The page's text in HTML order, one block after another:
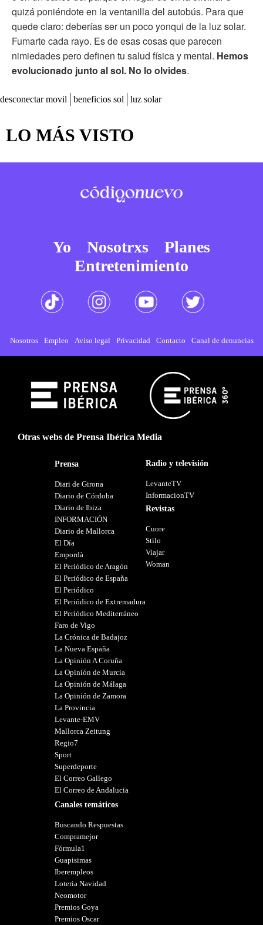
quizá poniéndote en la ventanilla del autobús. Para que
quede claro: deberías ser un poco yonqui de la luz solar.
Fumarte cada rayo. Es de esas cosas que parecen
nimiedades pero definen tu salud física y mental. Hemos
evolucionado junto al sol. No lo olvides.
desconectar movil beneficios sol luz solar
LO MÁS VISTO
Yo Nosotrxs
Planes
Entretenimiento
Nosotros Empleo Aviso legal Privacidad Contacto Canal de denuncias
Otras webs de Prensa Ibérica Media
Prensa
Diari de Girona
Diario de Córdoba
Diario de Ibiza
INFORMACIÓN
Diario de Mallorca
El Día
Empordà
El Periódico de Aragón
El Periódico de España
El Periódico
El Periódico de Extremadura
El Periódico Mediterráneo
Faro de Vigo
La Crónica de Badajoz
La Nueva España
La Opinión A Coruña
La Opinión de Murcia
La Opinión de Málaga
La Opinión de Zamora
La Provincia
Levante-EMV
Mallorca Zeitung
Regio7
Sport
Superdeporte
El Correo Gallego
El Correo de Andalucia
Canales temáticos
Buscando Respuestas
Compramejor
Fórmula1
Guapisimas
Iberempleos
Loteria Navidad
Neomotor
Premios Goya
Premios Oscar
Radio y televisión
LevanteTV
InformacionTV
Revistas
Cuore
Stilo
Viajar
Woman